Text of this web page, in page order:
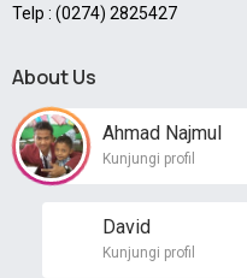
Telp : (0274) 2825427
About Us
Ahmad Najmul
Kunjungi profil
David
Kunjungi profil